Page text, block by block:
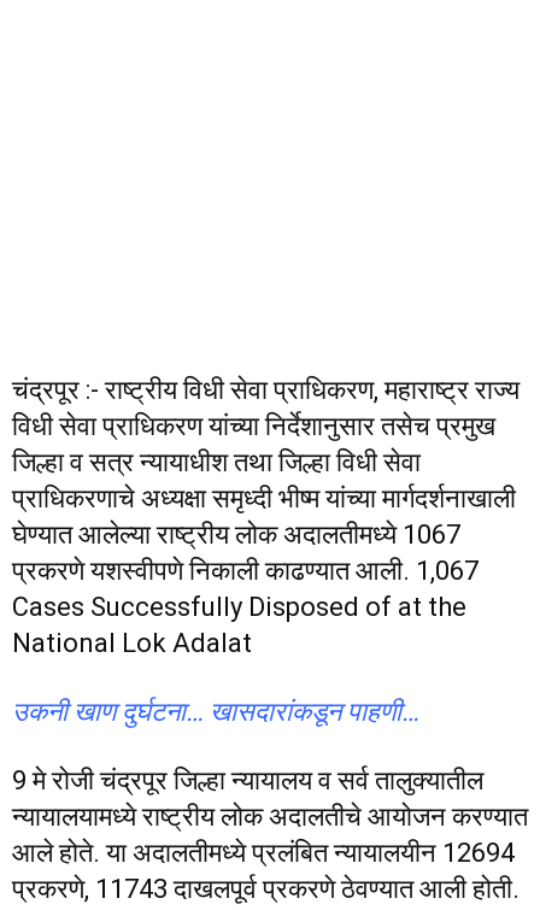
चंद्रपूर :- राष्ट्रीय विधी सेवा प्राधिकरण, महाराष्ट्र राज्य
विधी सेवा प्राधिकरण यांच्या निर्देशानुसार तसेच प्रमुख
जिल्हा व सत्र न्यायाधीश तथा जिल्हा विधी सेवा
प्राधिकरणाचे अध्यक्षा समृध्दी भीष्म यांच्या मार्गदर्शनाखाली
घेण्यात आलेल्या राष्ट्रीय लोक अदालतीमध्ये 1067
प्रकरणे यशस्वीपणे निकाली काढण्यात आली. 1,067
Cases Successfully Disposed of at the
National Lok Adalat
उकनी खाण दुर्घटना… खासदारांकडून पाहणी…
9 मे रोजी चंद्रपूर जिल्हा न्यायालय व सर्व तालुक्यातील
न्यायालयामध्ये राष्ट्रीय लोक अदालतीचे आयोजन करण्यात
आले होते. या अदालतीमध्ये प्रलंबित न्यायालयीन 12694
प्रकरणे, 11743 दाखलपूर्व प्रकरणे ठेवण्यात आली होती.